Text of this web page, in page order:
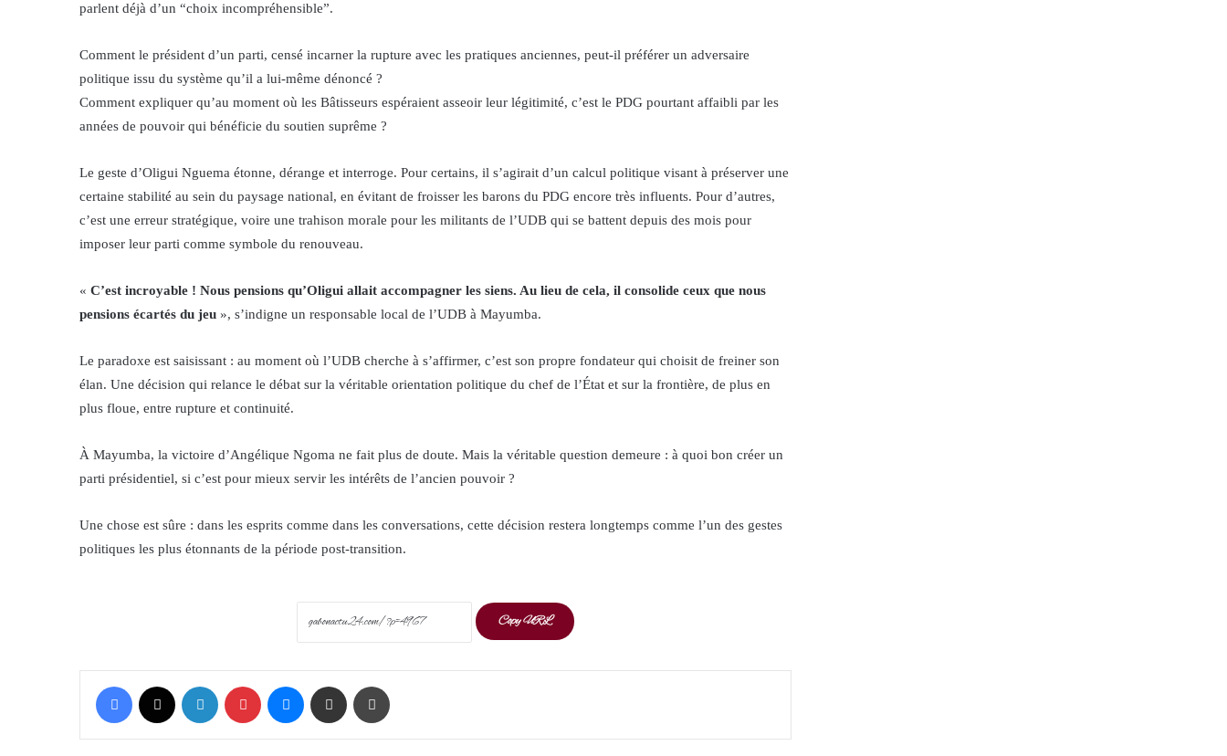
parlent déjà d’un “choix incompréhensible”.
Comment le président d’un parti, censé incarner la rupture avec les pratiques anciennes, peut-il préférer un adversaire
politique issu du système qu’il a lui-même dénoncé ?
Comment expliquer qu’au moment où les Bâtisseurs espéraient asseoir leur légitimité, c’est le PDG pourtant affaibli par les
années de pouvoir qui bénéficie du soutien suprême ?
Le geste d’Oligui Nguema étonne, dérange et interroge. Pour certains, il s’agirait d’un calcul politique visant à préserver une
certaine stabilité au sein du paysage national, en évitant de froisser les barons du PDG encore très influents. Pour d’autres,
c’est une erreur stratégique, voire une trahison morale pour les militants de l’UDB qui se battent depuis des mois pour
imposer leur parti comme symbole du renouveau.
« C’est incroyable ! Nous pensions qu’Oligui allait accompagner les siens. Au lieu de cela, il consolide ceux que nous
pensions écartés du jeu », s’indigne un responsable local de l’UDB à Mayumba.
Le paradoxe est saisissant : au moment où l’UDB cherche à s’affirmer, c’est son propre fondateur qui choisit de freiner son
élan. Une décision qui relance le débat sur la véritable orientation politique du chef de l’État et sur la frontière, de plus en
plus floue, entre rupture et continuité.
À Mayumba, la victoire d’Angélique Ngoma ne fait plus de doute. Mais la véritable question demeure : à quoi bon créer un
parti présidentiel, si c’est pour mieux servir les intérêts de l’ancien pouvoir ?
Une chose est sûre : dans les esprits comme dans les conversations, cette décision restera longtemps comme l’un des gestes
politiques les plus étonnants de la période post-transition.
Copy URL
Facebook LinkedIn Pinterest Messenger Share via Email